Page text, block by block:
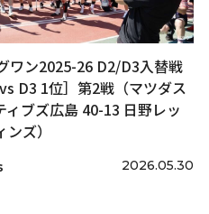
ワン2025-26 D2/D3入替戦
D3 1位］第2戦（マツダス
ィブズ広島 40-13 日野レッ
ズ）
2026.05.30